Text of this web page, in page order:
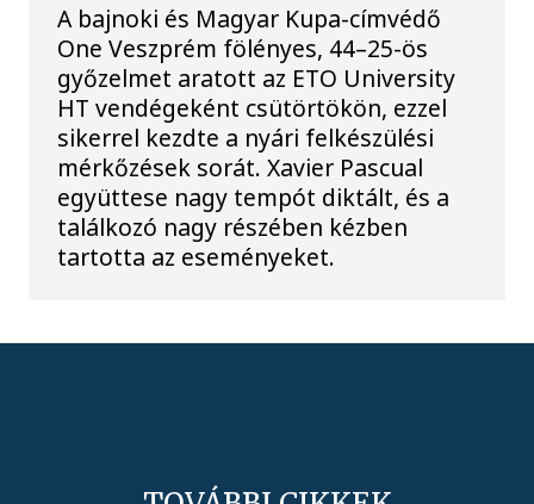
A bajnoki és Magyar Kupa-címvédő
One Veszprém fölényes, 44–25-ös
győzelmet aratott az ETO University
HT vendégeként csütörtökön, ezzel
sikerrel kezdte a nyári felkészülési
mérkőzések sorát. Xavier Pascual
együttese nagy tempót diktált, és a
találkozó nagy részében kézben
tartotta az eseményeket.